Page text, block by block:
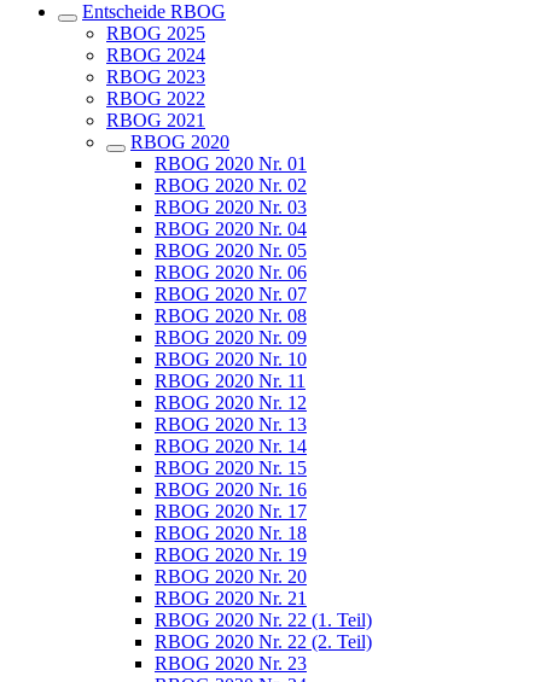
Entscheide RBOG
RBOG 2025
RBOG 2024
RBOG 2023
RBOG 2022
RBOG 2021
RBOG 2020
RBOG 2020 Nr. 01
RBOG 2020 Nr. 02
RBOG 2020 Nr. 03
RBOG 2020 Nr. 04
RBOG 2020 Nr. 05
RBOG 2020 Nr. 06
RBOG 2020 Nr. 07
RBOG 2020 Nr. 08
RBOG 2020 Nr. 09
RBOG 2020 Nr. 10
RBOG 2020 Nr. 11
RBOG 2020 Nr. 12
RBOG 2020 Nr. 13
RBOG 2020 Nr. 14
RBOG 2020 Nr. 15
RBOG 2020 Nr. 16
RBOG 2020 Nr. 17
RBOG 2020 Nr. 18
RBOG 2020 Nr. 19
RBOG 2020 Nr. 20
RBOG 2020 Nr. 21
RBOG 2020 Nr. 22 (1. Teil)
RBOG 2020 Nr. 22 (2. Teil)
RBOG 2020 Nr. 23